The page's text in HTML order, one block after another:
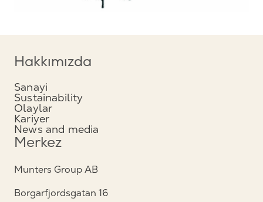
Hakkımızda
Sanayi
Sustainability
Olaylar
Kariyer
News and media
Merkez
Munters Group AB
Borgarfjordsgatan 16